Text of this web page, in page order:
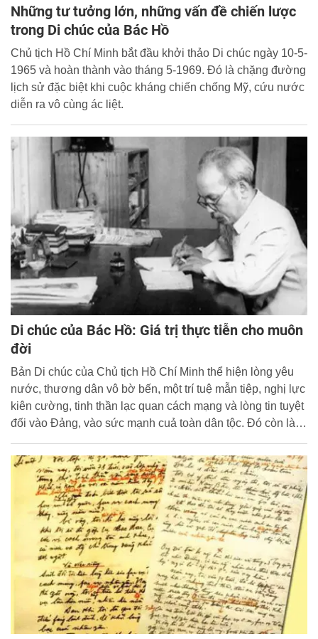
Những tư tưởng lớn, những vấn đề chiến lược
trong Di chúc của Bác Hồ
Chủ tịch Hồ Chí Minh bắt đầu khởi thảo Di chúc ngày 10-5-
1965 và hoàn thành vào tháng 5-1969. Đó là chặng đường
lịch sử đặc biệt khi cuộc kháng chiến chống Mỹ, cứu nước
diễn ra vô cùng ác liệt.
Di chúc của Bác Hồ: Giá trị thực tiễn cho muôn
đời
Bản Di chúc của Chủ tịch Hồ Chí Minh thể hiện lòng yêu
nước, thương dân vô bờ bến, một trí tuệ mẫn tiệp, nghị lực
kiên cường, tinh thần lạc quan cách mạng và lòng tin tuyệt
đối vào Đảng, vào sức mạnh cuả toàn dân tộc. Đó còn là
chân thành…